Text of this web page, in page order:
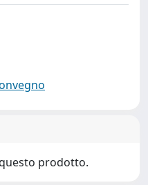
prodotto.